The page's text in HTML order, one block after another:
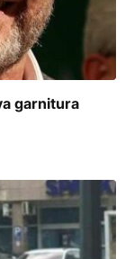
garnitura